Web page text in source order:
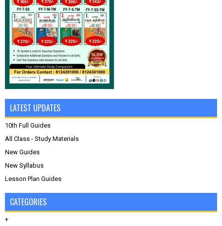
LATEST UPDATES
10th Full Guides
All Class - Study Materials
New Guides
New Syllabus
Lesson Plan Guides
CATEGORIES
+